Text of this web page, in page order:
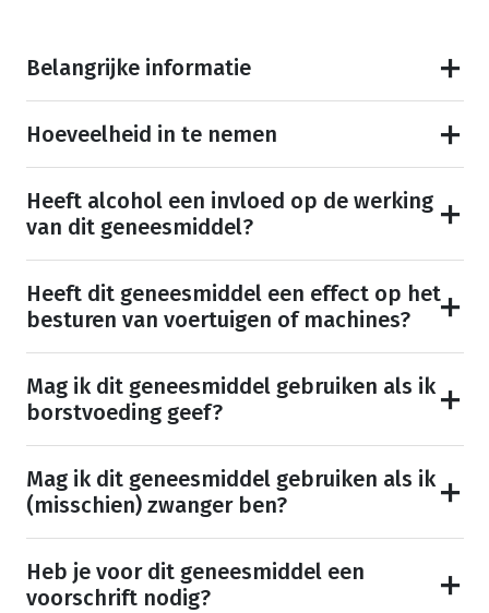
Belangrijke informatie
Hoeveelheid in te nemen
Heeft alcohol een invloed op de werking
van dit geneesmiddel?
Heeft dit geneesmiddel een effect op het
besturen van voertuigen of machines?
Mag ik dit geneesmiddel gebruiken als ik
borstvoeding geef?
Mag ik dit geneesmiddel gebruiken als ik
(misschien) zwanger ben?
Heb je voor dit geneesmiddel een
voorschrift nodig?